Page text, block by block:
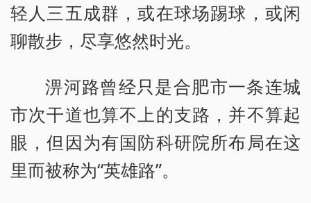
轻人三五成群，或在球场踢球，或闲
聊散步，尽享悠然时光。
淠河路曾经只是合肥市一条连城
市次干道也算不上的支路，并不算起
眼，但因为有国防科研院所布局在这
里而被称为“英雄路”。